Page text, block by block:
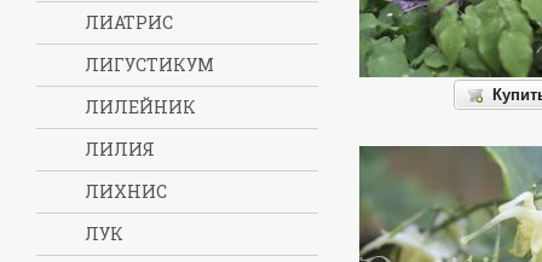
ЛИАТРИС
ЛИГУСТИКУМ
ЛИЛЕЙНИК
ЛИЛИЯ
ЛИХНИС
ЛУК